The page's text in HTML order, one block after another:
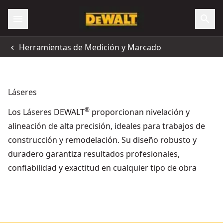
Herramientas de Medición y Marcado
Láseres
Los Láseres DEWALT® proporcionan nivelación y
alineación de alta precisión, ideales para trabajos de
construcción y remodelación. Su diseño robusto y
duradero garantiza resultados profesionales,
confiabilidad y exactitud en cualquier tipo de obra